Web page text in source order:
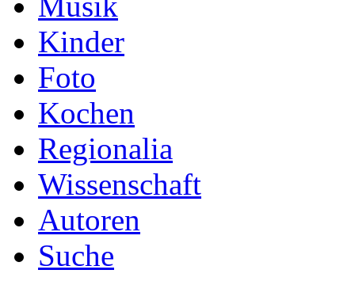
Kinder
Foto
Kochen
Regionalia
Wissenschaft
Autoren
Suche